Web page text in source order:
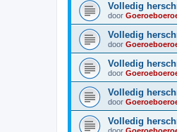
Volledig
door
Volledig
door
Volledig
door
Volledig
door
Volledig